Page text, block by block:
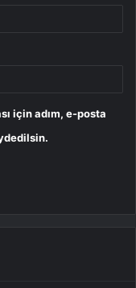
için adım, e-posta